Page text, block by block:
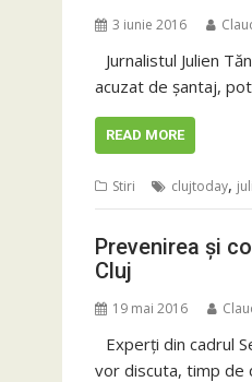
3 iunie 2016
Jurnalistul Julien
acuzat de șantaj,
READ MORE
Stiri clujtoday,
Prevenirea și
Cluj
19 mai 2016
Experți din cadrul
vor discuta, timp de